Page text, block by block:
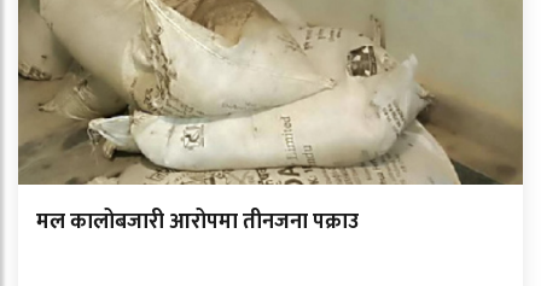
मल कालोबजारी आरोपमा तीनजना पक्राउ